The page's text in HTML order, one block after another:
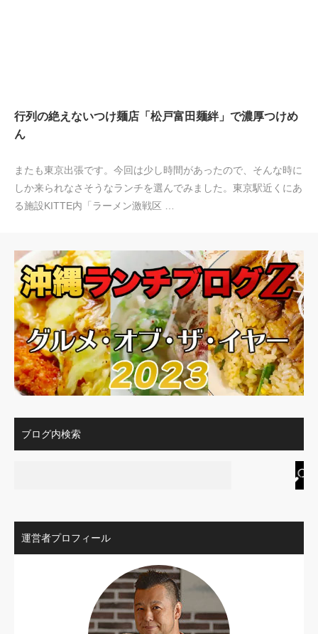
行列の絶えないつけ麺店「松戸富田麺絆」で濃厚つけめ
ん
またも東京出張です。今回は少し時間があったので、そんな時に
しか来られなさそうなランチを選んでみました。東京駅近くにあ
る施設KITTE内「ラーメン激戦区 …
ブログ内検索
運営者プロフィール